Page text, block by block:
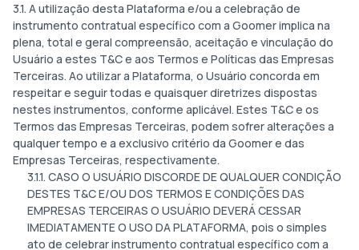
3.1. A utilização desta Plataforma e/ou a celebração de
instrumento contratual específico com a Goomer implica na
plena, total e geral compreensão, aceitação e vinculação do
Usuário a estes T&C e aos Termos e Políticas das Empresas
Terceiras. Ao utilizar a Plataforma, o Usuário concorda em
respeitar e seguir todas e quaisquer diretrizes dispostas
nestes instrumentos, conforme aplicável. Estes T&C e os
Termos das Empresas Terceiras, podem sofrer alterações a
qualquer tempo e a exclusivo critério da Goomer e das
Empresas Terceiras, respectivamente.
3.1.1. CASO O USUÁRIO DISCORDE DE QUALQUER CONDIÇÃO
DESTES T&C E/OU DOS TERMOS E CONDIÇÕES DAS
EMPRESAS TERCEIRAS O USUÁRIO DEVERÁ CESSAR
IMEDIATAMENTE O USO DA PLATAFORMA, pois o simples
ato de celebrar instrumento contratual específico com a